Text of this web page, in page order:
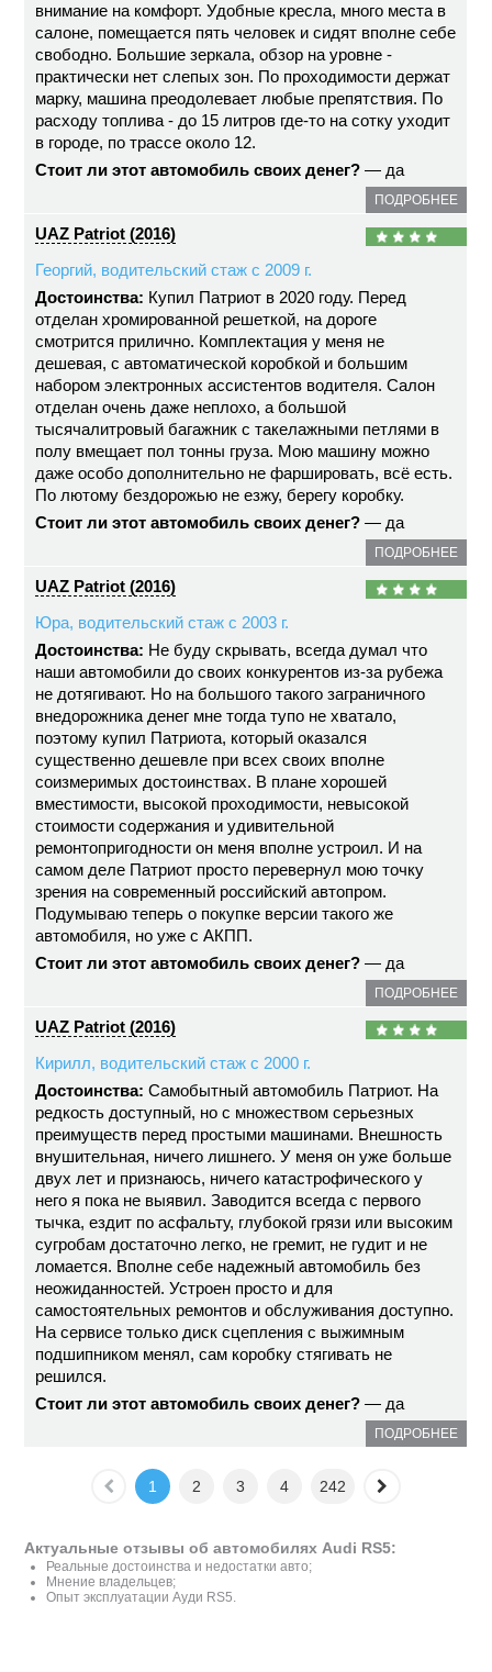
внимание на комфорт. Удобные кресла, много места в
салоне, помещается пять человек и сидят вполне себе
свободно. Большие зеркала, обзор на уровне -
практически нет слепых зон. По проходимости держат
марку, машина преодолевает любые препятствия. По
расходу топлива - до 15 литров где-то на сотку уходит
в городе, по трассе около 12.
Стоит ли этот автомобиль своих денег? — да
ПОДРОБНЕЕ
UAZ Patriot (2016)
Георгий, водительский стаж с 2009 г.
Достоинства: Купил Патриот в 2020 году. Перед
отделан хромированной решеткой, на дороге
смотрится прилично. Комплектация у меня не
дешевая, с автоматической коробкой и большим
набором электронных ассистентов водителя. Салон
отделан очень даже неплохо, а большой
тысячалитровый багажник с такелажными петлями в
полу вмещает пол тонны груза. Мою машину можно
даже особо дополнительно не фаршировать, всё есть.
По лютому бездорожью не езжу, берегу коробку.
Стоит ли этот автомобиль своих денег? — да
ПОДРОБНЕЕ
UAZ Patriot (2016)
Юра, водительский стаж с 2003 г.
Достоинства: Не буду скрывать, всегда думал что
наши автомобили до своих конкурентов из-за рубежа
не дотягивают. Но на большого такого заграничного
внедорожника денег мне тогда тупо не хватало,
поэтому купил Патриота, который оказался
существенно дешевле при всех своих вполне
соизмеримых достоинствах. В плане хорошей
вместимости, высокой проходимости, невысокой
стоимости содержания и удивительной
ремонтопригодности он меня вполне устроил. И на
самом деле Патриот просто перевернул мою точку
зрения на современный российский автопром.
Подумываю теперь о покупке версии такого же
автомобиля, но уже с АКПП.
Стоит ли этот автомобиль своих денег? — да
ПОДРОБНЕЕ
UAZ Patriot (2016)
Кирилл, водительский стаж с 2000 г.
Достоинства: Самобытный автомобиль Патриот. На
редкость доступный, но с множеством серьезных
преимуществ перед простыми машинами. Внешность
внушительная, ничего лишнего. У меня он уже больше
двух лет и признаюсь, ничего катастрофического у
него я пока не выявил. Заводится всегда с первого
тычка, ездит по асфальту, глубокой грязи или высоким
сугробам достаточно легко, не гремит, не гудит и не
ломается. Вполне себе надежный автомобиль без
неожиданностей. Устроен просто и для
самостоятельных ремонтов и обслуживания доступно.
На сервисе только диск сцепления с выжимным
подшипником менял, сам коробку стягивать не
решился.
Стоит ли этот автомобиль своих денег? — да
ПОДРОБНЕЕ
1 2 3 4 242
Актуальные отзывы об автомобилях Audi RS5:
Реальные достоинства и недостатки авто;
Мнение владельцев;
Опыт эксплуатации Ауди RS5.